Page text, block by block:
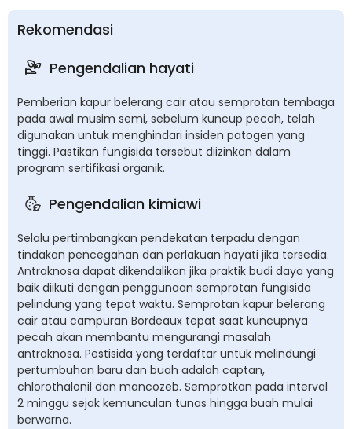
Rekomendasi
Pengendalian hayati
Pemberian kapur belerang cair atau semprotan tembaga
pada awal musim semi, sebelum kuncup pecah, telah
digunakan untuk menghindari insiden patogen yang
tinggi. Pastikan fungisida tersebut diizinkan dalam
program sertifikasi organik.
Pengendalian kimiawi
Selalu pertimbangkan pendekatan terpadu dengan
tindakan pencegahan dan perlakuan hayati jika tersedia.
Antraknosa dapat dikendalikan jika praktik budi daya yang
baik diikuti dengan penggunaan semprotan fungisida
pelindung yang tepat waktu. Semprotan kapur belerang
cair atau campuran Bordeaux tepat saat kuncupnya
pecah akan membantu mengurangi masalah
antraknosa. Pestisida yang terdaftar untuk melindungi
pertumbuhan baru dan buah adalah captan,
chlorothalonil dan mancozeb. Semprotkan pada interval
2 minggu sejak kemunculan tunas hingga buah mulai
berwarna.